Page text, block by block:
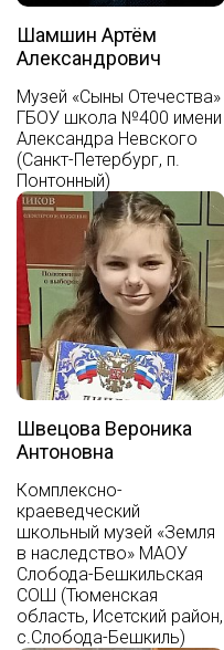
Шамшин Артём
Александрович
Музей «Сыны Отечества»
ГБОУ школа №400 имени
Александра Невского
(Санкт-Петербург, п.
Понтонный)
Швецова Вероника
Антоновна
Комплексно-
краеведческий
школьный музей «Земля
в наследство» МАОУ
Слобода-Бешкильская
СОШ (Тюменская
область, Исетский район,
с.Слобода-Бешкиль)